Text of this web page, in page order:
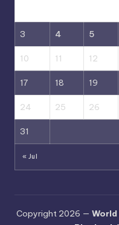
3 4 5
10 11 12
17 18 19
24 25 26
31
« Jul
Copyright 2026 — World